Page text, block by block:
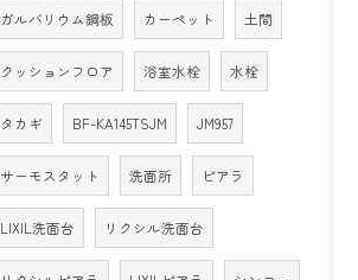
ガルバリウム鋼板 カーペット 土間
クッションフロア 浴室水栓 水栓
タカギ BF-KA145TSJM JM957
サーモスタット 洗面所 ピアラ
LIXIL洗面台 リクシル洗面台